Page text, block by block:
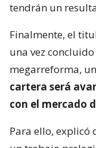
tendrán un
Finalmente, el
una vez
megarreforma,
cartera será
con el mercado
Para ello, explicó